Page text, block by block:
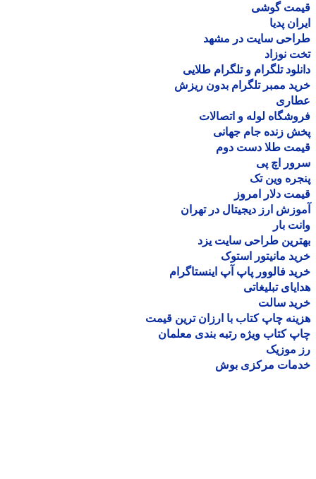
گوشی
پدیا
سایت در مشهد
نوزاد
تلگرام و تلگرام طلایی
ممبر تلگرام بدون ریزش
لوله و اتصالات
زنده جام جهانی
طلا دست دوم
اچ پی
وین تک
دلار امروز
ارز دیجیتال در تهران
بار
طراحی سایت یزد
مانیتور استوک
فالوور پاپ آپ اینستاگرام
تبلیغاتی
سالت
چاپ کتاب با ارزان ترین قیمت
کتاب ویژه رتبه بندی معلمان
موزیک
مرکزی بوش